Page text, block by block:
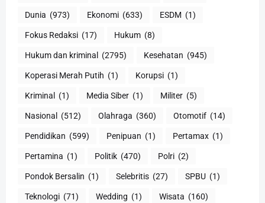
Dunia (973) Ekonomi (633) ESDM (1)
Fokus Redaksi (17) Hukum (8)
Hukum dan kriminal (2795) Kesehatan (945)
Koperasi Merah Putih (1) Korupsi (1)
Kriminal (1) Media Siber (1) Militer (5)
Nasional (512) Olahraga (360) Otomotif (14)
Pendidikan (599) Penipuan (1) Pertamax (1)
Pertamina (1) Politik (470) Polri (2)
Pondok Bersalin (1) Selebritis (27) SPBU (1)
Teknologi (71) Wedding (1) Wisata (160)